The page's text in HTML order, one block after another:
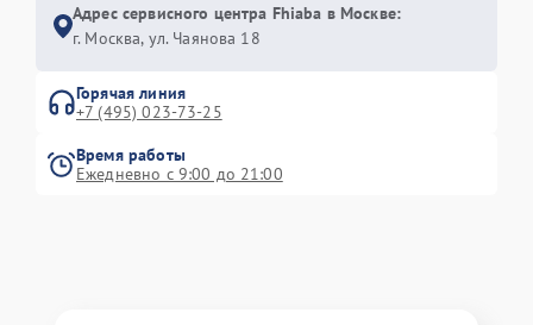
Адрес сервисного центра Fhiaba в Москве:
г. Москва, ул. Чаянова 18
Горячая линия
+7 (495) 023-73-25
Время работы
Ежедневно с 9:00 до 21:00